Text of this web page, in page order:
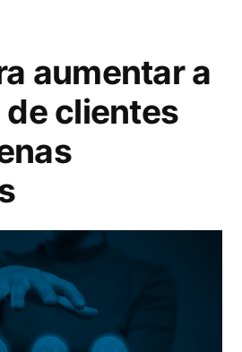
aumentar a
clientes